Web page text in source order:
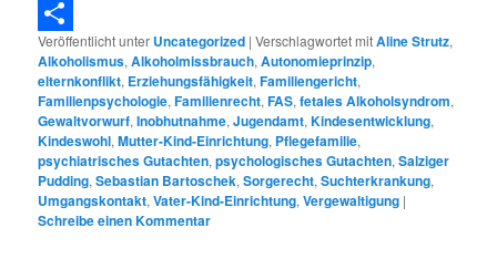
Copy
Link
Teilen
Veröffentlicht unter Uncategorized |Verschlagwortet mitAline Strutz,
Alkoholismus,Alkoholmissbrauch,Autonomieprinzip,
elternkonflikt, Erziehungsfähigkeit,Familiengericht,
Familienpsychologie,Familienrecht,FAS,fetales Alkoholsyndrom,
Gewaltvorwurf,Inobhutnahme,Jugendamt,Kindesentwicklung,
Kindeswohl,Mutter-Kind-Einrichtung, Pflegefamilie,
psychiatrisches Gutachten,psychologisches Gutachten,Salziger
Pudding,Sebastian Bartoschek,Sorgerecht,Suchterkrankung,
Umgangskontakt,Vater-Kind-Einrichtung,Vergewaltigung |
Schreibe einen Kommentar